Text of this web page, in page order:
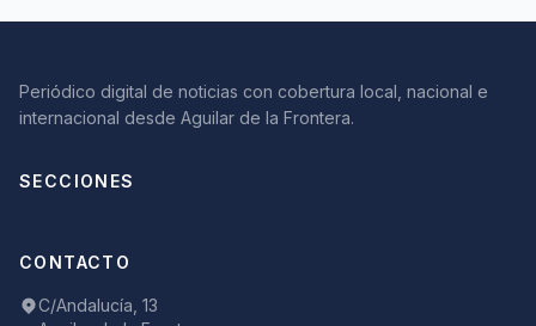
Periódico digital de noticias con cobertura local, nacional e
internacional desde Aguilar de la Frontera.
SECCIONES
CONTACTO
C/Andalucía, 13